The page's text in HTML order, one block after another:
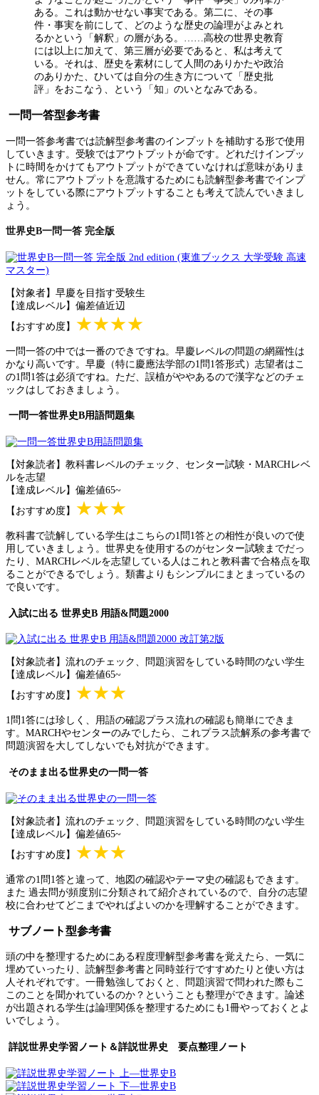
ある。これは動かせない事実である。第二に、その事
件・事実を前にして、どのような歴史の論理がよみとれ
るかという「解釈」の層がある。……高校の世界史教育
には以上に加えて、第三層が必要であると、私は考えて
いる。それは、歴史を素材にして人間のありかたや政治
のありかた、ひいては自分の生き方について「歴史批
評」をおこなう、という「知」のいとなみである。
一問一答型参考書
一問一答参考書では読解型参考書のインプットを補助する形で使用
していきます。受験ではアウトプットが命です。どれだけインプッ
トに時間をかけてもアウトプットができていなければ意味がありま
せん。常にアウトプットを意識するためにも読解型参考書でインプ
ットをしている際にアウトプットすることも考えて読んでいきまし
ょう。
世界史B一問一答 完全版
【対象者】早慶を目指す受験生
【達成レベル】偏差値近辺
【おすすめ度】 ★★★★
一問一答の中では一番のできですね。早慶レベルの問題の網羅性は
かなり高いです。早慶（特に慶應法学部の1問1答形式）志望者はこ
の1問1答は必須ですね。ただ、誤植がややあるので漢字などのチェ
ックはしておきましょう。
一問一答世界史B用語問題集
【対象読者】教科書レベルのチェック、センター試験・MARCHレベ
ルを志望
【達成レベル】偏差値65~
【おすすめ度】 ★★★
教科書で読解している学生はこちらの1問1答との相性が良いので使
用していきましょう。世界史を使用するのがセンター試験までだっ
たり、MARCHレベルを志望している人はこれと教科書で合格点を取
ることができるでしょう。類書よりもシンプルにまとまっているの
で良いです。
入試に出る 世界史B 用語&問題2000
【対象読者】流れのチェック、問題演習をしている時間のない学生
【達成レベル】偏差値65~
【おすすめ度】 ★★★
1問1答には珍しく、用語の確認プラス流れの確認も簡単にできま
す。MARCHやセンターのみでしたら、これプラス読解系の参考書で
問題演習を大してしないでも対抗ができます。
そのまま出る世界史の一問一答
【対象読者】流れのチェック、問題演習をしている時間のない学生
【達成レベル】偏差値65~
【おすすめ度】 ★★★
通常の1問1答と違って、地図の確認やテーマ史の確認もできます。
また 過去問が頻度別に分類されて紹介されているので、自分の志望
校に合わせてどこまでやればよいのかを理解することができます。
サブノート型参考書
頭の中を整理するためにある程度理解型参考書を覚えたら、一気に
埋めていったり、読解型参考書と同時並行ですすめたりと使い方は
人それぞれです。一冊勉強しておくと、問題演習で問われた際もこ
このことを聞かれているのか？ということも整理ができます。論述
が出題される学生は論理関係を整理するためにも1冊やっておくとよ
いでしょう。
詳説世界史学習ノート＆詳説世界史 要点整理ノート